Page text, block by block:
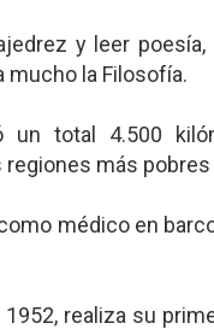
y leer
mucho la Filosofía.
un total 4.500
regiones más
médico en
1952, realiza su